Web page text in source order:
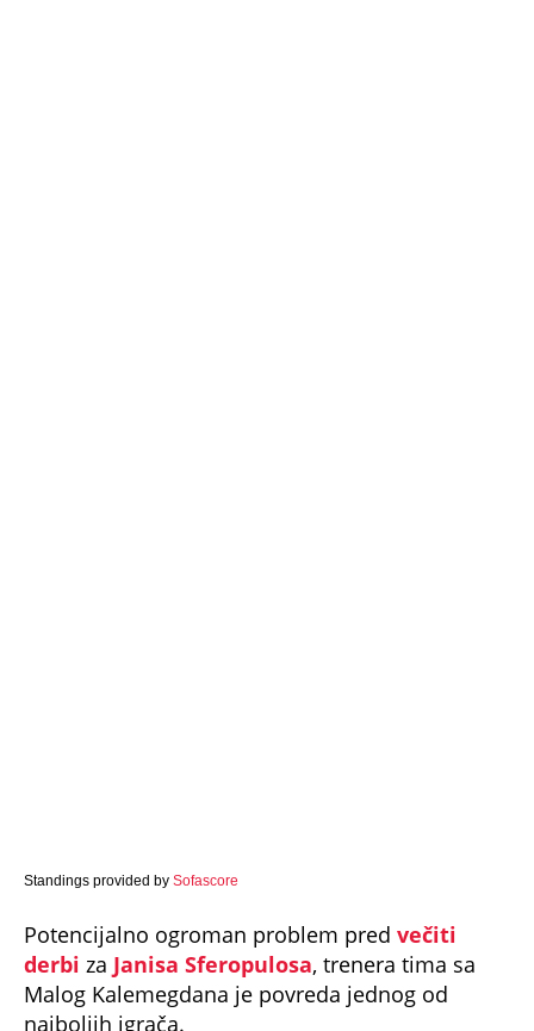
derbizaJanisa Sferopulosa, trenera tima sa
Malog Kalemegdana je povreda jednog od
najboljih igrača.